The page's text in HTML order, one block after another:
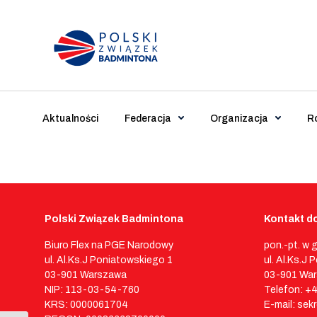
Main Navigation
Aktualności Federacja Organizacja
Polski Związek Badmintona
Biuro Flex na PGE Narodowy
ul. Al.Ks.J Poniatowskiego 1
03-901 Warszawa
NIP: 113-03-54-760
KRS: 0000061704
Kontakt
pon.-pt. w
ul. Al.Ks.J
03-901
Telefon:
E-mail: